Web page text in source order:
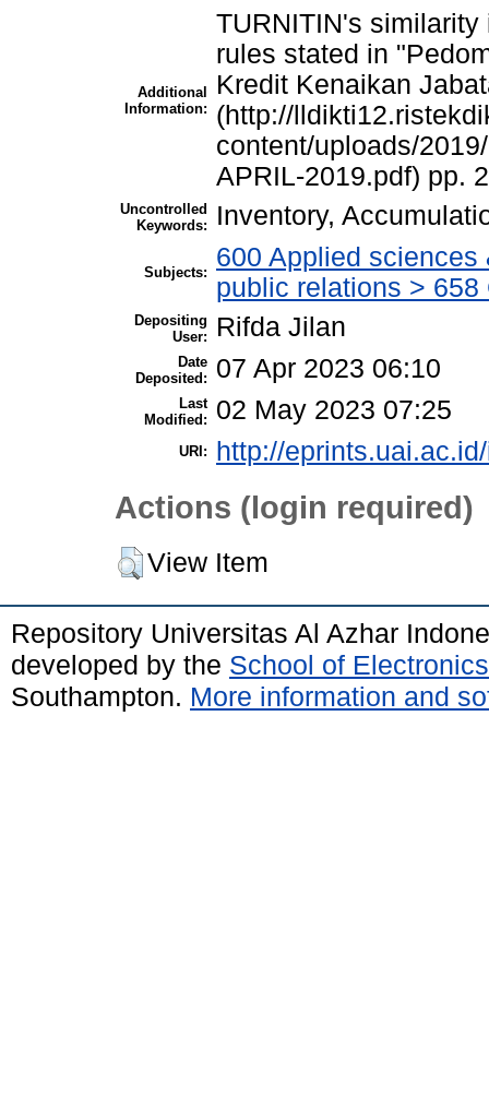
Additional
Information:
TURNITIN's
rules stated in
Kredit Kenaikan
(http://
content/uploads/
APRIL-2019.pdf) pp.
Uncontrolled
Keywords:
Inventory,
Subjects:
600 Applied
public relations >
Depositing
User:
Rifda Jilan
Date
Deposited:
07 Apr 2023 06:10
Last
Modified:
02 May 2023 07:25
URI: http://
Actions (login required)
View Item
Repository Universitas Al Azhar
developed by the School of
Southampton. More information and